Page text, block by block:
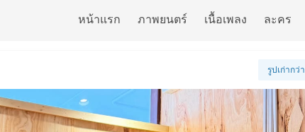
หน้าแรก ภาพยนตร์ เนื้อเพลง ละคร
รูปเก่ากว่า